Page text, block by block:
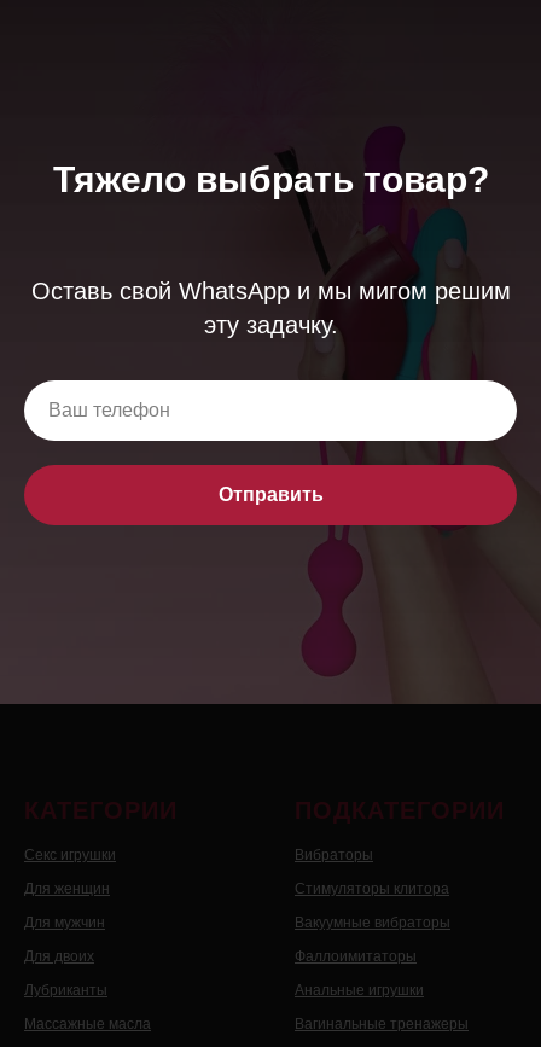
Тяжело выбрать товар?
Оставь свой WhatsApp и мы мигом решим
эту задачку.
Отправить
КАТЕГОРИИ
Секс игрушки
Для женщин
Для мужчин
Для двоих
Лубриканты
Массажные масла
ПОДКАТЕГОРИИ
Вибраторы
Стимуляторы клитора
Вакуумные вибраторы
Фаллоимитаторы
Анальные игрушки
Вагинальные тренажеры